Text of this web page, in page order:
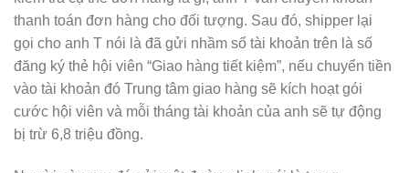
thanh toán đơn hàng cho đối tượng. Sau đó, shipper lại
gọi cho anh T nói là đã gửi nhầm số tài khoản trên là số
đăng ký thẻ hội viên “Giao hàng tiết kiệm”, nếu chuyển tiền
vào tài khoản đó Trung tâm giao hàng sẽ kích hoạt gói
cước hội viên và mỗi tháng tài khoản của anh sẽ tự động
bị trừ 6,8 triệu đồng.